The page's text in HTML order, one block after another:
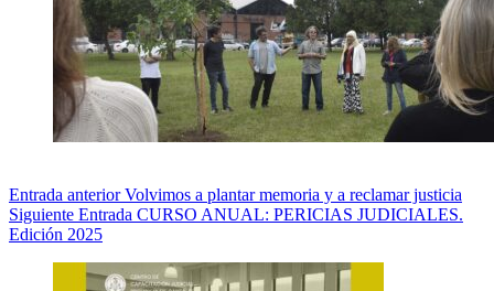
Entrada anteriorVolvimos a plantar memoria y a reclamar justicia
Siguiente Entrada CURSO ANUAL: PERICIAS JUDICIALES.
Edición 2025